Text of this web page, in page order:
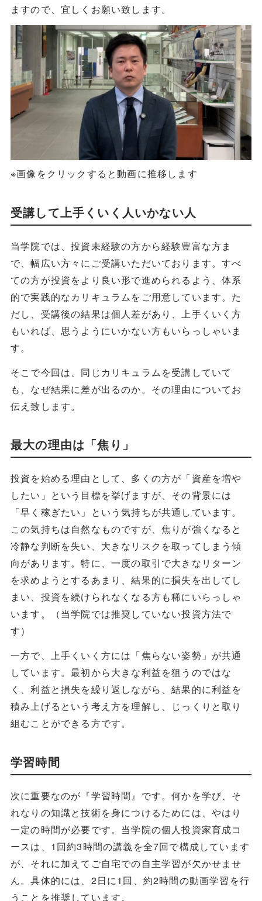
ますので、宜しくお願い致します。
※画像をクリックすると動画に推移します
受講して上手くいく人いかない人
当学院では、投資未経験の方から経験豊富な方ま
で、幅広い方々にご受講いただいております。すべ
ての方が投資をより良い形で進められるよう、体系
的で実践的なカリキュラムをご用意しています。た
だし、受講後の結果は個人差があり、上手くいく方
もいれば、思うようにいかない方もいらっしゃいま
す。
そこで今回は、同じカリキュラムを受講していて
も、なぜ結果に差が出るのか。その理由についてお
伝え致します。
最大の理由は「焦り」
投資を始める理由として、多くの方が「資産を増や
したい」という目標を挙げますが、その背景には
「早く稼ぎたい」という気持ちが共通しています。
この気持ちは自然なものですが、焦りが強くなると
冷静な判断を失い、大きなリスクを取ってしまう傾
向があります。特に、一度の取引で大きなリターン
を求めようとするあまり、結果的に損失を出してし
まい、投資を続けられなくなる方も稀にいらっしゃ
います。（当学院では推奨していない投資方法で
す）
一方で、上手くいく方には「焦らない姿勢」が共通
しています。最初から大きな利益を狙うのではな
く、利益と損失を繰り返しながら、結果的に利益を
積み上げるという考え方を理解し、じっくりと取り
組むことができる方です。
学習時間
次に重要なのが『学習時間』です。何かを学び、そ
れなりの知識と技術を身につけるためには、やはり
一定の時間が必要です。当学院の個人投資家育成コ
ースは、1回約3時間の講義を全7回で構成しています
が、それに加えてご自宅での自主学習が欠かせませ
ん。具体的には、2日に1回、約2時間の動画学習を行
うことを推奨しています。